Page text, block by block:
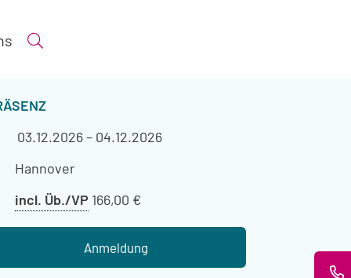
Suche öffnen
Veranstaltungszeitraum
03.12.2026– 04.12.2026
Veranstaltungsort
Hannover
incl. Üb./VP Preis
Übernachtung
166,00 €
Anmeldung